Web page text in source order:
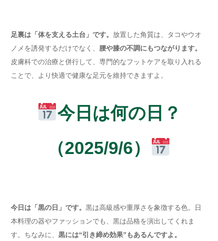
足裏は「体を支える土台」です。 放置した角質は、タコやウオ
ノメを誘発するだけでなく、
腰や膝の不調にもつながります。
皮膚科での治療と併行して、専門的なフットケアを取り入れる
ことで、より快適で健康な足元を維持できますよ。
今日は何の日？
（2025/9/6）
今日は「黒の日」です。 黒は高級感や重厚さを象徴する色。日
本料理の器やファッションでも、黒は品格を演出してくれま
す。ちなみに、 黒には“引き締め効果”もあるんですよ。